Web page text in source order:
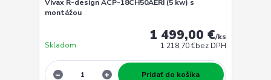
Vivax R-design ACP-18CH50AERI (5 kw) s
montážou
1 499,00 €/ks
1 218,70 €bez DPH
Skladom
Pridať do košíka